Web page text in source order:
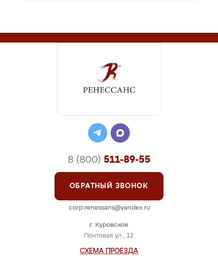
г. Куровское
Почтовая ул., 12
СХЕМА ПРОЕЗДА
8 (800) 511-89-55
ОБРАТНЫЙ ЗВОНОК
corp-renessans@yandex.ru